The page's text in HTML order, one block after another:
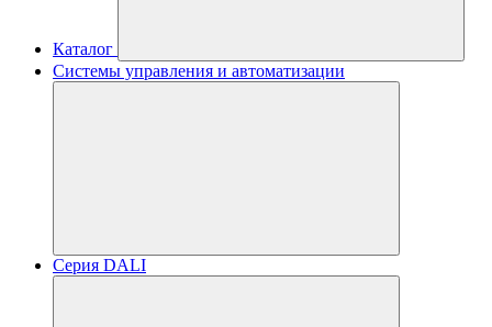
Каталог
Системы управления и автоматизации
Серия DALI